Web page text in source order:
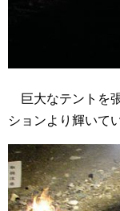
巨大なテントを
ションより輝いて